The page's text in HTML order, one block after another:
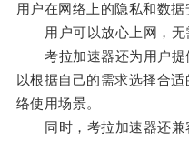
用户在网络上的隐私和数据
用户可以放心上网，无
考拉加速器还为用户提
以根据自己的需求选择合
络使用场景。
同时，考拉加速器还兼